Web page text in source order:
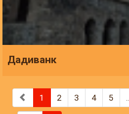
Дадиванк
1 2 3 4 5